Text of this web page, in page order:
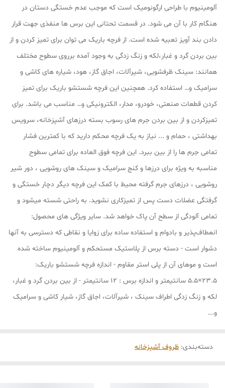
آلومینیوم با طراحی ارگونومیک است که موجب عدم خستگی دستان در
هنگام کار با آن می شود. در قسمت تحتانی این برس ها منفذی جهت قرار
دادن بند آویز تعبیه شده است. از فرچه باریک می توان برای تمیز کردن و از
بین بردن گرد و غبار،لکه و زنگ زدگی به وجود آمده برروی سطوح مختلف
همانند: سینک ظرفشویی، شیرآلات، اجاق گاز، هود، شیاره های کاشی و
سرامیک و… استفاده کرد. همچنین این فرچه شستشو باریک برای تمیز
کردن قطعات صنعتی، خودرو، مدار، الکترونیکی و… مناسب می باشد. برای
تمیزکردن و از بین بردن جرم های رسوب بسته درزهای آشپزخانه، سرویس
بهداشتی ، حمام و ... نیاز به یک فرچه محکم دارید که با کمترین فشار
تمامی جرم ها را از بین ببرد. این فرچه فوق العاده برای تمامی سطوح
مناسبه به ویژه برای درزها و کنج سرامیک و سینک های روشویی ، دور شیر
روشویی ، درزهای جرم گرفته محیط با کمک این فرچه دیگر دچار خستگی و
گرفتگی عضلات دست پس از تمیزکاری نشوید. به راحتی شسته میشود و
تمامی آلودگی از سطح آن پاک خواهد شد. سایر ویژگی های محصول:
انعطاف‌پذیر و بادوام و استفاده ساده برای زوایا و نقاطی که دسترسی به آنها
دشوار است - دسته برس از پلاستیک مستحکم و آلومینیوم ساخته شده
است و موهای آن از پلی استر مقاوم - اندازه فرچه شستشو باریک:
۲۳.۵×۵.۵ سانتیمتر و اندازه برس : 12 سانتیمتر - از بین بردن گرد و غبار،
لکه و زنگ زدگی اطراف سینک ، شیرآلات، اجاق گاز، شیار کاشی و سرامیک
و...
دسته‌بندی: ظروف آشپزخانه